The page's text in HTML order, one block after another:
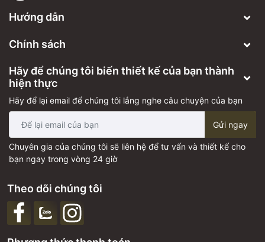
Hướng dẫn
Chính sách
Hãy để chúng tôi biến thiết kế của bạn thành
hiện thực
Hãy để lại email để chúng tôi lắng nghe câu chuyện của bạn
Gửi ngay
Chuyên gia của chúng tôi sẽ liên hệ để tư vấn và thiết kế cho
bạn ngay trong vòng 24 giờ
Theo dõi chúng tôi